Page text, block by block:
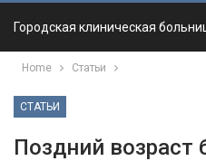
Городская клиническая
Home Статьи
СТАТЬИ
Поздний возраст